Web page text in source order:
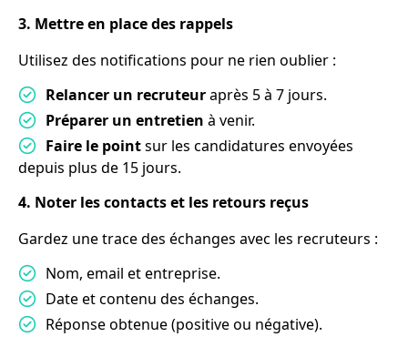
3. Mettre en place des rappels
Utilisez des notifications pour ne rien oublier :
Relancer un recruteuraprès 5 à 7 jours.
Préparer un entretien à venir.
Faire le pointsur les candidatures envoyées
depuis plus de 15 jours.
4. Noter les contacts et les retours reçus
Gardez une trace des échanges avec les recruteurs :
Nom, email et entreprise.
Date et contenu des échanges.
Réponse obtenue (positive ou négative).